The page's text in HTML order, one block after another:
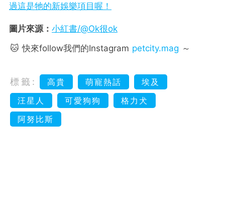
過這是牠的新娛樂項目喔！
圖片來源： 小紅書/@Ok很ok
🐱 快來follow我們的Instagram petcity.mag ～
標籤: 高貴 萌寵熱話
埃及
汪星人
可愛狗狗
格力犬
阿努比斯